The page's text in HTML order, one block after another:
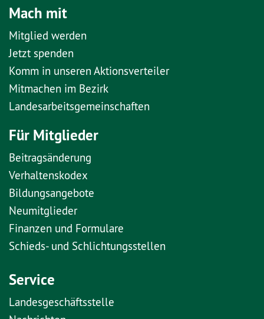
Mach mit
Mitglied werden
Jetzt spenden
Komm in unseren Aktionsverteiler
Mitmachen im Bezirk
Landesarbeitsgemeinschaften
Für Mitglieder
Beitragsänderung
Verhaltenskodex
Bildungsangebote
Neumitglieder
Finanzen und Formulare
Schieds- und Schlichtungsstellen
Service
Landesgeschäftsstelle